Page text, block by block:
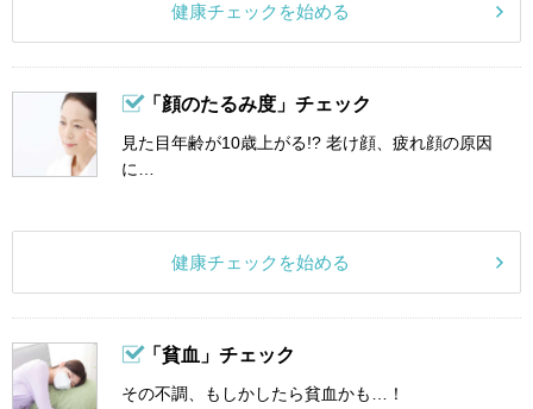
健康チェックを始める
「顔のたるみ度」チェック
見た目年齢が10歳上がる!? 老け顔、疲れ顔の原因
に…
健康チェックを始める
「貧血」チェック
その不調、もしかしたら貧血かも…！